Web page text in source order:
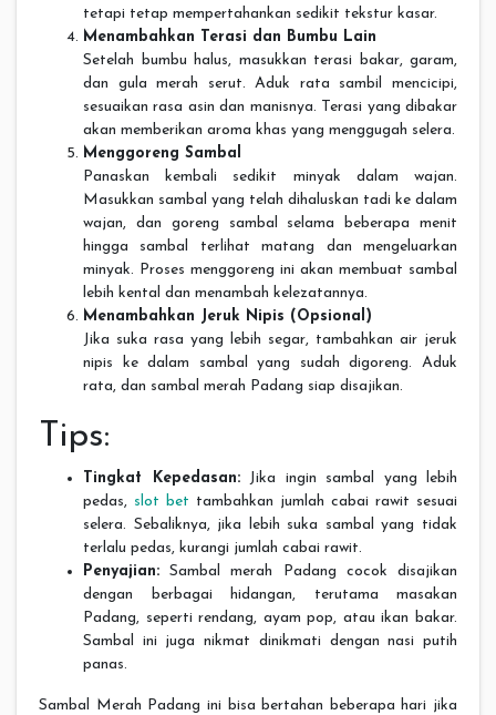
tetapi tetap mempertahankan sedikit tekstur kasar.
Menambahkan Terasi dan Bumbu Lain
Setelah bumbu halus, masukkan terasi bakar, garam,
dan gula merah serut. Aduk rata sambil mencicipi,
sesuaikan rasa asin dan manisnya. Terasi yang dibakar
akan memberikan aroma khas yang menggugah selera.
Menggoreng Sambal
Panaskan kembali sedikit minyak dalam wajan.
Masukkan sambal yang telah dihaluskan tadi ke dalam
wajan, dan goreng sambal selama beberapa menit
hingga sambal terlihat matang dan mengeluarkan
minyak. Proses menggoreng ini akan membuat sambal
lebih kental dan menambah kelezatannya.
Menambahkan Jeruk Nipis (Opsional)
Jika suka rasa yang lebih segar, tambahkan air jeruk
nipis ke dalam sambal yang sudah digoreng. Aduk
rata, dan sambal merah Padang siap disajikan.
Tips:
Tingkat Kepedasan:Jika ingin sambal yang lebih
pedas, slot bet tambahkan jumlah cabai rawit sesuai
selera. Sebaliknya, jika lebih suka sambal yang tidak
terlalu pedas, kurangi jumlah cabai rawit.
Penyajian: Sambal merah Padang cocok disajikan
dengan berbagai hidangan, terutama masakan
Padang, seperti rendang, ayam pop, atau ikan bakar.
Sambal ini juga nikmat dinikmati dengan nasi putih
panas.
Sambal Merah Padang ini bisa bertahan beberapa hari jika